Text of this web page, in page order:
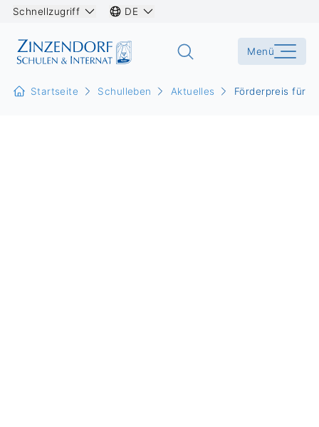
Schnellzugriff DE
Menü
Startseite Schulleben Aktuelles Förderpreis für